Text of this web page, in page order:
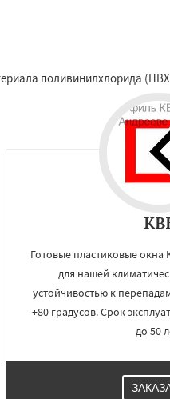
поливинилхлорида
Готовые пластиковые окна
для нашей
устойчивостью к
+80 градусов. Срок
до 50